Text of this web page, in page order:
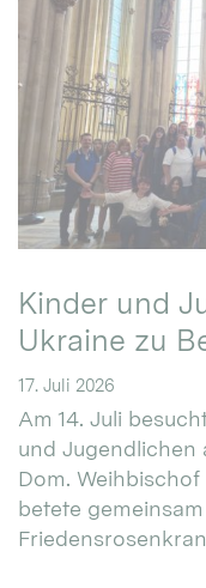
Kinder und
Ukraine zu
17. Juli 2026
Am 14. Juli
und Jugendlichen
Dom.
betete